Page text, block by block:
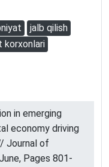
jalb qilish
korxonlari
in emerging
economy driving
Journal of
Pages 801-